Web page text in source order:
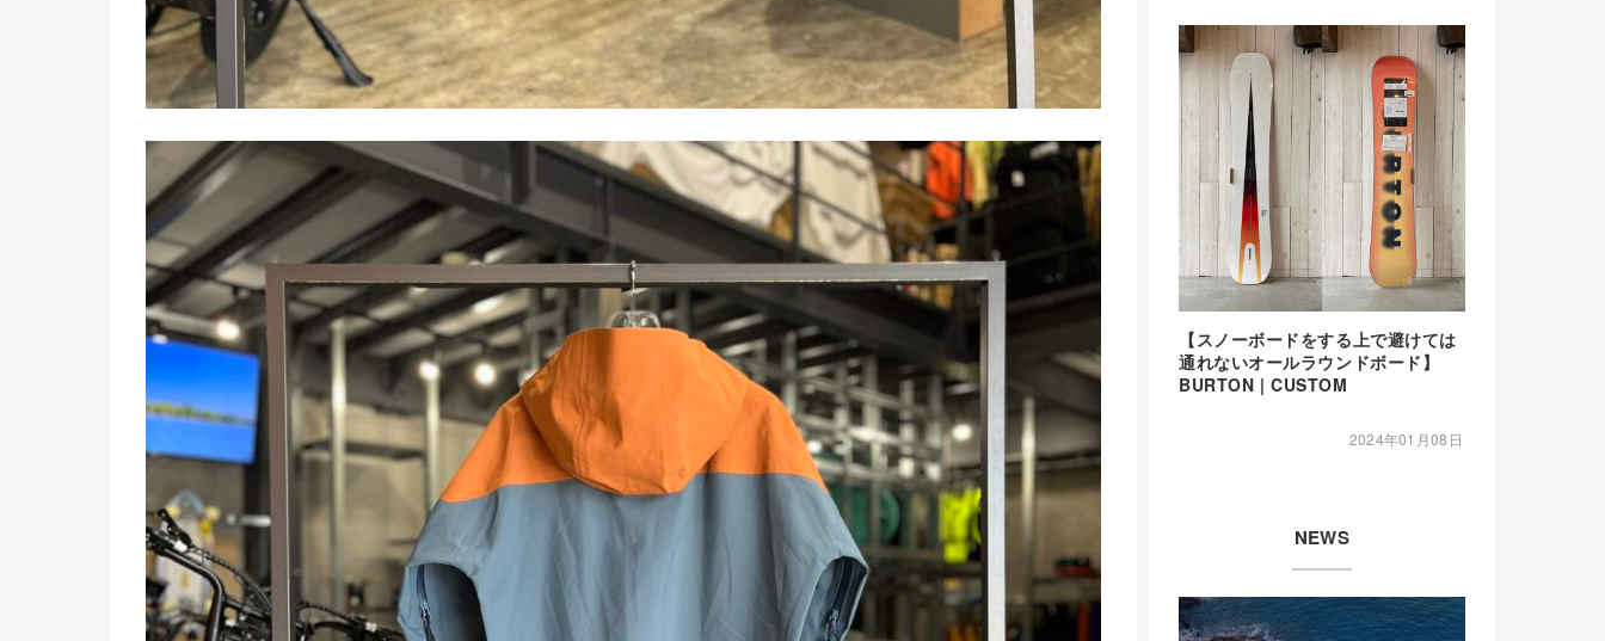
【スノーボードをする上で避けては
通れないオールラウンドボード】
BURTON | CUSTOM
2024年01月08日
NEWS